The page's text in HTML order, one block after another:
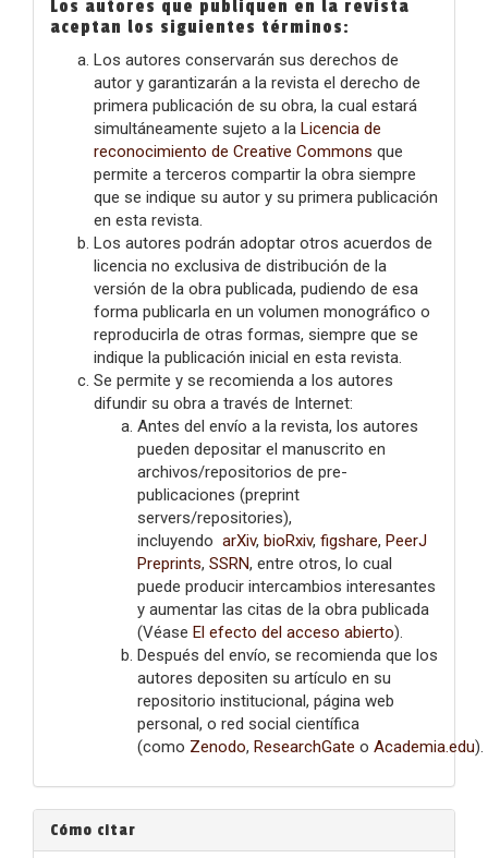
Los autores que publiquen en la revista
aceptan los siguientes términos:
Los autores conservarán sus derechos de
autor y garantizarán a la revista el derecho de
primera publicación de su obra, la cual estará
simultáneamente sujeto a la Licencia de
reconocimiento de Creative Commons que
permite a terceros compartir la obra siempre
que se indique su autor y su primera publicación
en esta revista.
Los autores podrán adoptar otros acuerdos de
licencia no exclusiva de distribución de la
versión de la obra publicada, pudiendo de esa
forma publicarla en un volumen monográfico o
reproducirla de otras formas, siempre que se
indique la publicación inicial en esta revista.
Se permite y se recomienda a los autores
difundir su obra a través de Internet:
Antes del envío a la revista, los autores
pueden depositar el manuscrito en
archivos/repositorios de pre-
publicaciones (preprint
servers/repositories),
incluyendo arXiv, bioRxiv, figshare, PeerJ
Preprints, SSRN, entre otros, lo cual
puede producir intercambios interesantes
y aumentar las citas de la obra publicada
(Véase El efecto del acceso abierto).
Después del envío, se recomienda que los
autores depositen su artículo en su
repositorio institucional, página web
personal, o red social científica
(como Zenodo, ResearchGate o Academia.edu).
Cómo citar